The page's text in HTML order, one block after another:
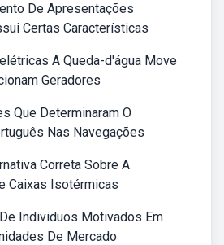
De Apresentações
Certas Características
A Queda-d'água Move
Geradores
Que Determinaram O
Nas Navegações
Correta Sobre A
Caixas Isotérmicas
Individuos Motivados Em
De Mercado